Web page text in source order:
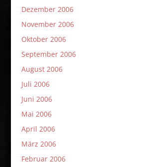
Dezember 2006
November 2006
Oktober 2006
September 2006
August 2006
Juli 2006
Juni 2006
Mai 2006
April 2006
März 2006
Februar 2006